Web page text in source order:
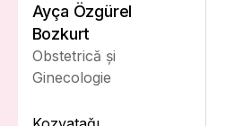
Ayça Özgürel
Bozkurt
Obstetrică și
Ginecologie